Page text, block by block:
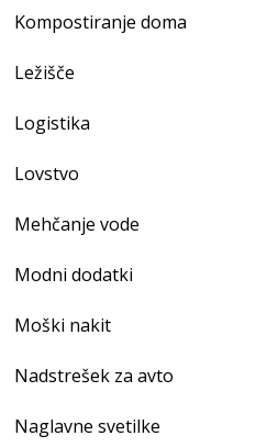
Kompostiranje doma
Ležišče
Logistika
Lovstvo
Mehčanje vode
Modni dodatki
Moški nakit
Nadstrešek za avto
Naglavne svetilke